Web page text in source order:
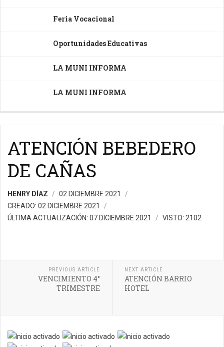
Feria Vocacional
Oportunidades Educativas
LA MUNI INFORMA
LA MUNI INFORMA
ATENCIÓN BEBEDERO
DE CAÑAS
HENRY DÍAZ
02 DICIEMBRE 2021
CREADO: 02 DICIEMBRE 2021
ÚLTIMA ACTUALIZACIÓN: 07 DICIEMBRE 2021
VISTO: 2102
PREVIOUS ARTICLE
VENCIMIENTO 4°
TRIMESTRE
NEXT ARTICLE
ATENCIÓN BARRIO
HOTEL
Ratio:5 /5